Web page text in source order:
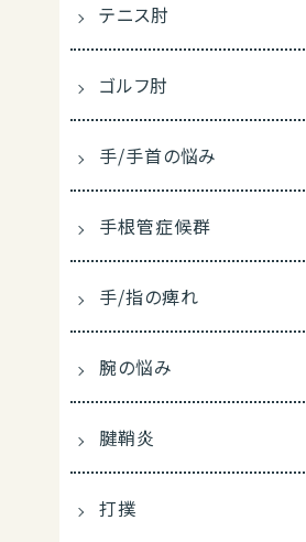
テニス肘
ゴルフ肘
手/手首の悩み
手根管症候群
手/指の痺れ
腕の悩み
腱鞘炎
打撲